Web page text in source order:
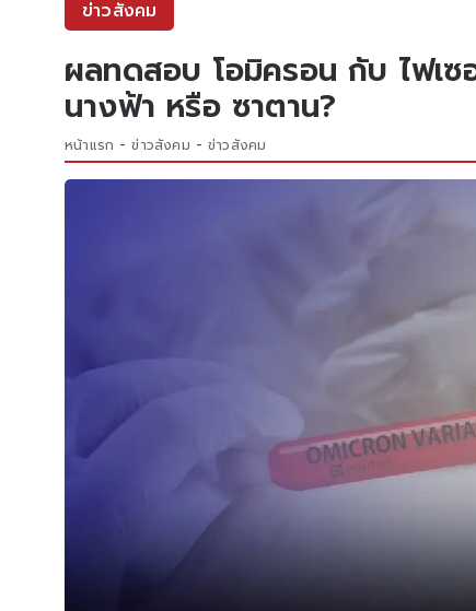
ข่าวสังคม
ผลทดสอบ โอมิครอน กับ ไฟเ
นางฟ้า หรือ ซาตาน?
หน้าแรก ข่าวสังคม ข่าวสังคม